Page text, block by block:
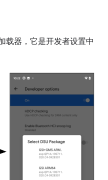
载器，它是开发者设置中